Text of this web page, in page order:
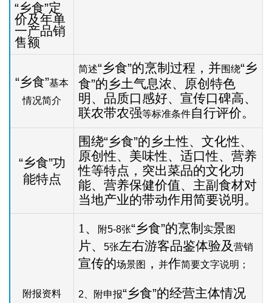
“乡食”定
价及年单
一产品销
售额
“乡食”基本
情况简介
简述“乡食”的烹制过程，并围绕“乡
食”的乡土气息浓、原创特色
明、品质口感好、宣传口碑高、
联农带农强等标准条件自行评价。
“乡食”功
能特点
围绕“乡食”的乡土性、文化性、
原创性、美味性、适口性、营养
性等特点，突出菜品的文化功
能、营养保健价值、主副食材对
当地产业的带动作用简要说明。
附报资料
1、 附5-8张“乡食”的烹制 实景图
片、 5张左右游客品鉴体验及 营销
宣传的场景图 ， 并作简要文字说明；
2 、附申报“乡食”的经营主体情况